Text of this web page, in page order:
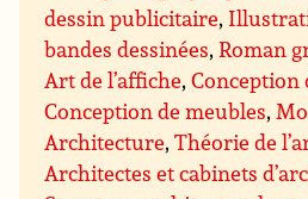
dessin publicitaire,
bandes dessinées,Roman
Art de l’affiche,
Conception de meubles,
Architecture,Théorie de
Architectes et cabinets